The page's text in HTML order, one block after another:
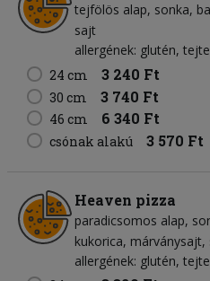
tejfölös alap sonka
sajt
allergének: glutén,
24 cm
3 240 Ft
30 cm 3 740 Ft
46 cm 6 340 Ft
csónak alakú 3 570 Ft
Heaven pizza
paradicsomos alap
kukorica márványsajt
allergének: glutén,